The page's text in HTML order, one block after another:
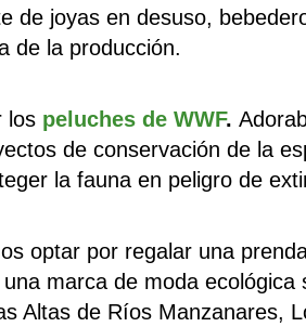
de joyas en desuso,
de la producción.
los peluches de WWF.
de conservación de la
la fauna en peligro de
optar por regalar una
una marca de moda ecológica
Altas de Ríos Manzanares,